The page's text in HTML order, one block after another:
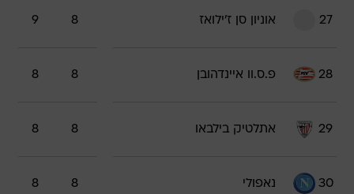
27 אוניון סן ז'ילואז 8
9
28 פ.ס.וו איינדהובן 8
8
29 אתלטיק בילבאו 8
8
30 נאפולי 8
8